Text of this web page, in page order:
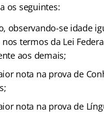
os seguintes:
observando-se idade
termos da Lei
aos demais;
nota na prova de
nota na prova de